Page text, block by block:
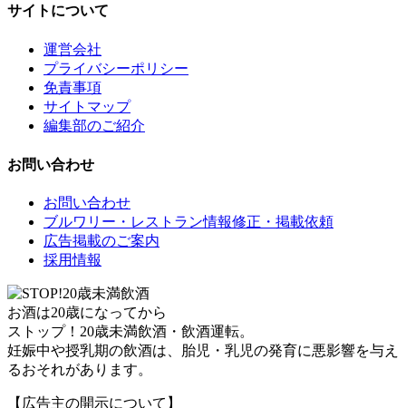
サイトについて
運営会社
プライバシーポリシー
免責事項
サイトマップ
編集部のご紹介
お問い合わせ
お問い合わせ
ブルワリー・レストラン情報修正・掲載依頼
広告掲載のご案内
採用情報
お酒は20歳になってから
ストップ！20歳未満飲酒・飲酒運転。
妊娠中や授乳期の飲酒は、胎児・乳児の発育に悪影響を与え
るおそれがあります。
【広告主の開示について】